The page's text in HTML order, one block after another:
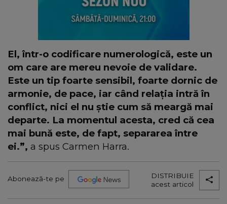
El, într-o codificare numerologică, este un
om care are mereu nevoie de validare.
Este un tip foarte sensibil, foarte dornic de
armonie, de pace, iar când relația intră în
conflict, nici el nu știe cum să meargă mai
departe. La momentul acesta, cred că cea
mai bună este, de fapt, separarea între
ei.”, a spus Carmen Harra.
Abonează-te pe
DISTRIBUIE
acest articol